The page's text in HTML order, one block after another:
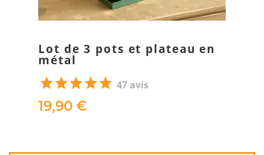
Lot de 3 pots et plateau en
métal
47 avis
19,90 €